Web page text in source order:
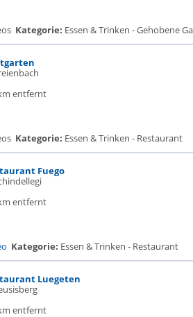
Kategorie: Essen & Trinken - Gehobene
entfernt
Kategorie: Essen & Trinken - Restaurant
Fuego
entfernt
Kategorie: Essen & Trinken - Restaurant
Luegeten
entfernt